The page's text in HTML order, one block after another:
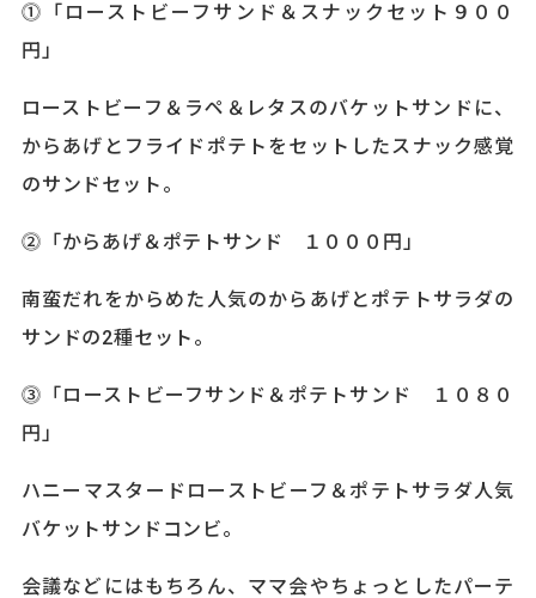
⓵「ローストビーフサンド＆スナックセット９００
円」
ローストビーフ＆ラペ＆レタスのバケットサンドに、
からあげとフライドポテトをセットしたスナック感覚
のサンドセット。
⓶「からあげ＆ポテトサンド １０００円」
南蛮だれをからめた人気のからあげとポテトサラダの
サンドの2種セット。
⓷「ローストビーフサンド＆ポテトサンド １０８０
円」
ハニーマスタードローストビーフ＆ポテトサラダ人気
バケットサンドコンビ。
会議などにはもちろん、ママ会やちょっとしたパーテ